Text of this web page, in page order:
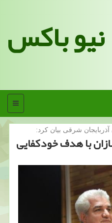
نیو باکس
منو
شرقی بیان كرد:
با هدف خودكفایی